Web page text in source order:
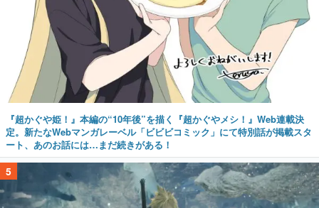
『超かぐや姫！』本編の“10年後”を描く『超かぐやメシ！』Web連載決
定。新たなWebマンガレーベル「ビビビコミック」にて特別話が掲載スタ
ート、あのお話には…まだ続きがある！
5